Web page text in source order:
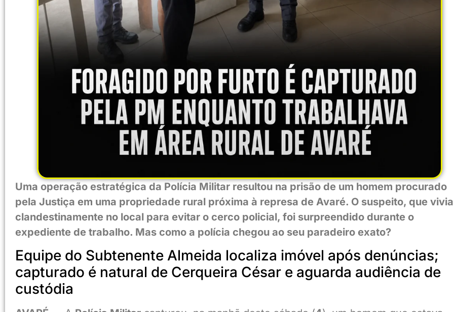
Uma operação estratégica da Polícia Militar resultou na prisão de um homem procurado
pela Justiça em uma propriedade rural próxima à represa de Avaré. O suspeito, que vivia
clandestinamente no local para evitar o cerco policial, foi surpreendido durante o
expediente de trabalho. Mas como a polícia chegou ao seu paradeiro exato?
Equipe do Subtenente Almeida localiza imóvel após denúncias;
capturado é natural de Cerqueira César e aguarda audiência de
custódia